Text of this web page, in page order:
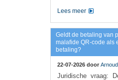
Lees meer
Geldt de betaling van
malafide QR-code als
betaling?
22-07-2026 door
Juridische vraag: